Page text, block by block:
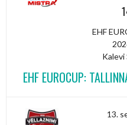
EHF
Kalevi
EHF EUROCUP:
13.